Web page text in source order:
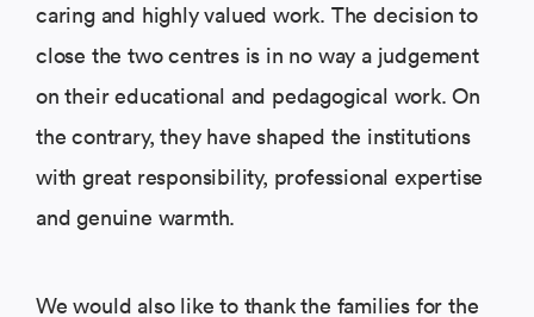
caring and highly valued work. The decision to
close the two centres is in no way a judgement
on their educational and pedagogical work. On
the contrary, they have shaped the institutions
with great responsibility, professional expertise
and genuine warmth.
We would also like to thank the families for the